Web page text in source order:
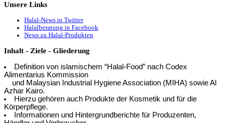
Unsere Links
Halal-News in Twitter
Halalberatung in Facebook
News zu Halal-Produkten
Inhalt - Ziele - Gliederung
Definition von islamischem “Halal-Food” nach Codex
Alimentarius Kommission
und Malaysian Industrial Hygiene Association (MIHA) sowie Al
Azhar Kairo.
Hierzu gehören auch Produkte der Kosmetik und für die
Körperpflege.
Informationen und Hintergrundberichte für Produzenten,